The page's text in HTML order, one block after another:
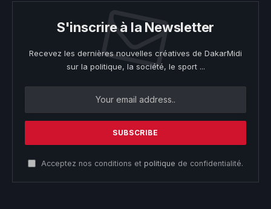
S'inscrire à la Newsletter
Recevez les dernières nouvelles créatives de DakarMidi
sur la politique, la société, le sport ...
Acceptez nos conditions et politique de confidentialité.